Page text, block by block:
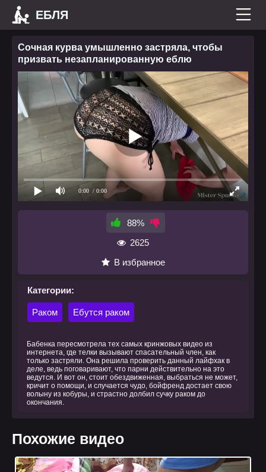
ЕБЛЯ
Сочная курва умышленно застряла, чтобы
призвать незапланированную еблю
0:00 / 0:00
88%
2625
В избранное
Категории:
Раком Ебутся раком
Бабенка пересмотрела тех самых кринжовых видео из
интернета, где телки вызывают спасательный член, как
только застряли. Она решила проверить данный лайфхак в
деле, ведь поговаривают, что парни действительно на это
ведутся. И вот он, стоит обездвиженная, выбраться не может,
кричит о помощи, и случается чудо, бойфренд достает свою
волыну из кобуры, и страстно долбил сучку раком до
окончания.
Похожие видео